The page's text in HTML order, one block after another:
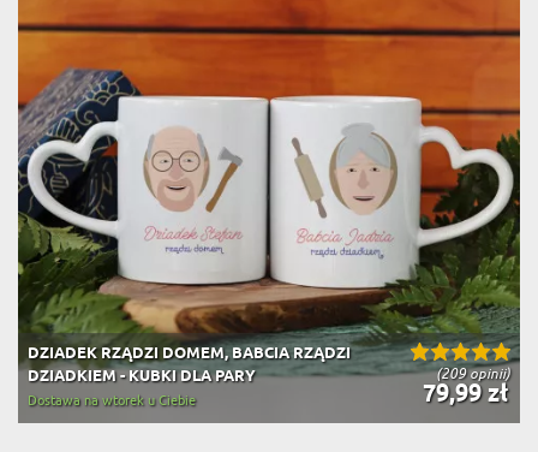
(209 opinii)
DZIADEK RZĄDZI DOMEM, BABCIA RZĄDZI
DZIADKIEM - KUBKI DLA PARY
79,99 zł
Dostawa na wtorek u Ciebie